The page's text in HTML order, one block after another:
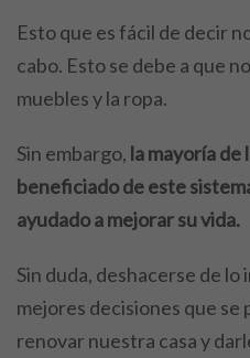
Esto que es fácil de decir
cabo. Esto se debe a que
muebles y la ropa.
Sin embargo, la mayoría de
beneficiado de este
ayudado a mejorar su vida.
Sin duda, deshacerse de lo
mejores decisiones que se
renovar nuestra casa y